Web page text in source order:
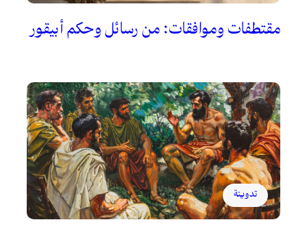
مقتطفات وموافقات: من رسائل وحكم أبيقور
تدوينة